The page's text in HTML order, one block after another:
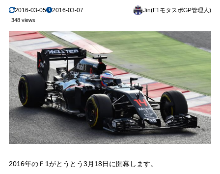
2016-03-05 2016-03-07 Jin(F1モタスポGP管理人)
348 views
2016年のＦ1がとうとう3月18日に開幕します。